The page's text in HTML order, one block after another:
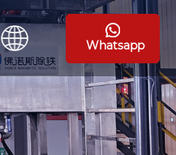
Whatsapp